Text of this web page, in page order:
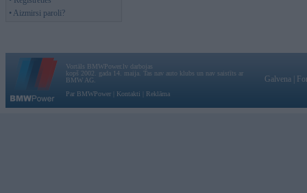
• Aizmirsi paroli?
Vortāls BMWPower.lv darbojas
kopš 2002. gada 14. maija. Tas nav auto klubs un nav saistīts ar
BMW AG.
Par BMWPower
Kontakti Reklāma
Galvena